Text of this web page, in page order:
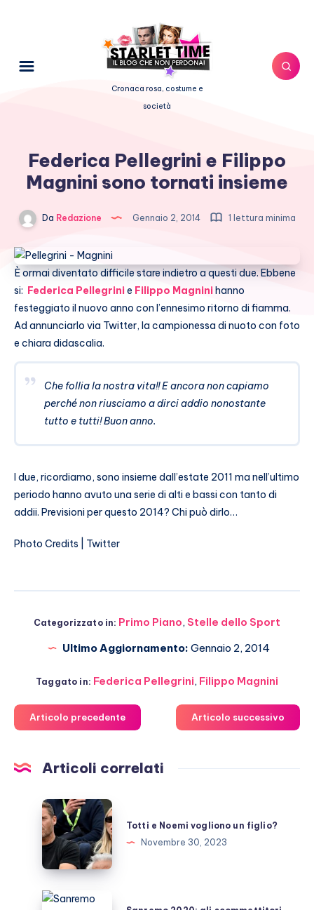
Cronaca rosa, costume e
società
Federica Pellegrini e Filippo
Magnini sono tornati insieme
Da Redazione Gennaio 2, 2014 1 lettura minima
È ormai diventato difficile stare indietro a questi due. Ebbene
si: Federica Pellegrinie Filippo Magninihanno
festeggiato il nuovo anno con l’ennesimo ritorno di fiamma.
Ad annunciarlo via Twitter, la campionessa di nuoto con foto
e chiara didascalia.
Che follia la nostra vita!! E ancora non capiamo
perché non riusciamo a dirci addio nonostante
tutto e tutti! Buon anno.
I due, ricordiamo, sono insieme dall’estate 2011 ma nell’ultimo
periodo hanno avuto una serie di alti e bassi con tanto di
addii. Previsioni per questo 2014? Chi può dirlo…
Photo Credits | Twitter
Categorizzato in: Primo Piano, Stelle dello Sport
Ultimo Aggiornamento: Gennaio 2, 2014
Taggato in: Federica Pellegrini, Filippo Magnini
Articolo precedente Articolo successivo
Articoli correlati
Totti
e
Noemi
vogliono
un
figlio?
Totti e Noemi vogliono un figlio?
Novembre 30, 2023
Sanremo